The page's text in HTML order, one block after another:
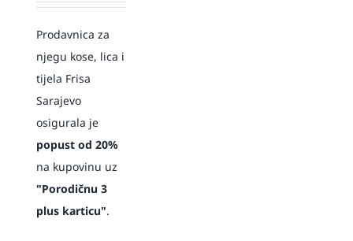
Prodavnica za
njegu kose, lica i
tijela Frisa
Sarajevo
osigurala je
popust od 20%
na kupovinu uz
"Porodičnu 3
plus karticu".